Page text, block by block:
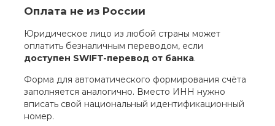
Оплата не из России
Юридическое лицо из любой страны может
оплатить безналичным переводом, если
доступен SWIFT-перевод от банка.
Форма для автоматического формирования счёта
заполняется аналогично. Вместо ИНН нужно
вписать свой национальный идентификационный
номер.